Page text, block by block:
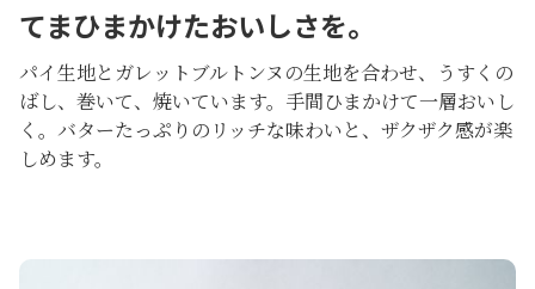
てまひまかけたおいしさを。
パイ生地とガレットブルトンヌの生地を合わせ、うすくの
ばし、巻いて、焼いています。手間ひまかけて一層おいし
く。バターたっぷりのリッチな味わいと、ザクザク感が楽
しめます。